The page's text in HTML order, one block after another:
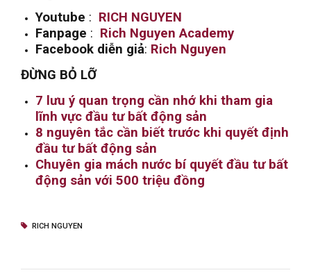
Youtube : RICH NGUYEN
Fanpage : Rich Nguyen Academy
Facebook diễn giả: Rich Nguyen
ĐỪNG BỎ LỠ
7 lưu ý quan trọng cần nhớ khi tham gia
lĩnh vực đầu tư bất động sản
8 nguyên tắc cần biết trước khi quyết định
đầu tư bất động sản
Chuyên gia mách nước bí quyết đầu tư bất
động sản với 500 triệu đồng
RICH NGUYEN